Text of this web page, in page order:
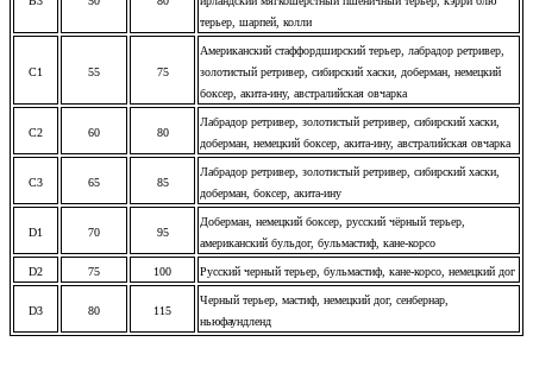
терьер, шарпей, колли
C1 55 75
Американский стаффордширский терьер, лабрадор ретривер,
золотистый ретривер, сибирский хаски, доберман, немецкий
боксер, акита-ину, австралийская овчарка
C2 60 80
Лабрадор ретривер, золотистый ретривер, сибирский хаски,
доберман, немецкий боксер, акита-ину, австралийская овчарка
C3 65 85
Лабрадор ретривер, золотистый ретривер, сибирский хаски,
доберман, боксер, акита-ину
D1 70 95
Доберман, немецкий боксер, русский чёрный терьер,
американский бульдог, бульмастиф, кане-корсо
D2 75 100 Русский черный терьер, бульмастиф, кане-корсо, немецкий дог
D3 80 115
Черный терьер, мастиф, немецкий дог, сенбернар,
ньюфаундленд